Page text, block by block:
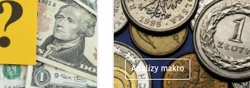
Analizy makro